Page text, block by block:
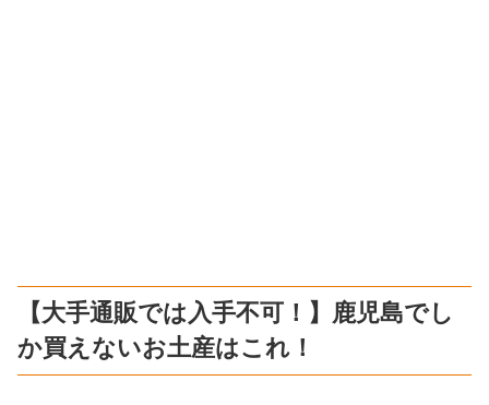
【大手通販では入手不可！】鹿児島でし
か買えないお土産はこれ！